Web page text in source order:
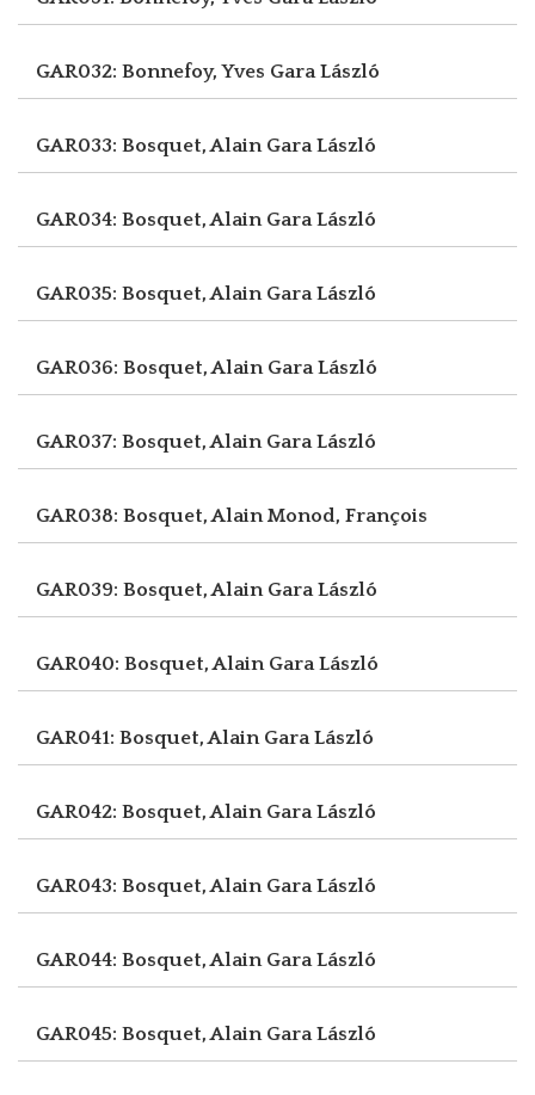
GAR032: Bonnefoy, Yves Gara László
GAR033: Bosquet, Alain Gara László
GAR034: Bosquet, Alain Gara László
GAR035: Bosquet, Alain Gara László
GAR036: Bosquet, Alain Gara László
GAR037: Bosquet, Alain Gara László
GAR038: Bosquet, AlainMonod, François
GAR039: Bosquet, Alain Gara László
GAR040: Bosquet, Alain Gara László
GAR041: Bosquet, Alain Gara László
GAR042: Bosquet, Alain Gara László
GAR043: Bosquet, Alain Gara László
GAR044: Bosquet, Alain Gara László
GAR045: Bosquet, Alain Gara László